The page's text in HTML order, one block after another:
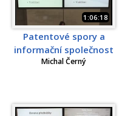
1:06:18
Patentové spory a
informační společnost
Michal Černý